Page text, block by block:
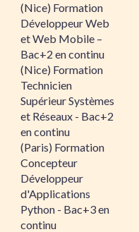
(Nice) Formation
Développeur Web
et Web Mobile –
Bac+2 en continu
(Nice) Formation
Technicien
Supérieur Systèmes
et Réseaux - Bac+2
en continu
(Paris) Formation
Concepteur
Développeur
d'Applications
Python - Bac+3 en
continu